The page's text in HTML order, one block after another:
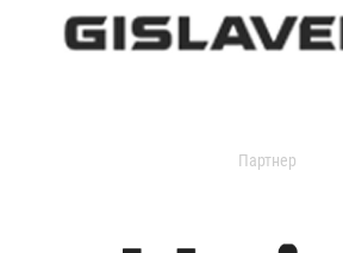
Партнер